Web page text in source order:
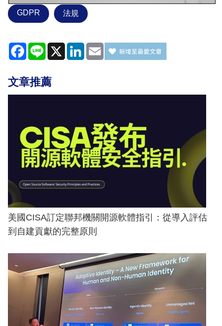
GDPR 法規
Facebook
Line X LinkedIn
Email
文章推薦
美國CISA訂定聯邦機關開源軟體指引：從導入評估
到自建貢獻的完整原則